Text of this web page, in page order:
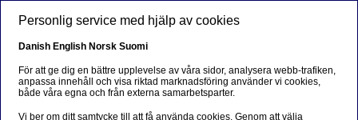
Sorry...
Personlig service med hjälp av cookies
Danish English Norsk Suomi
För att ge dig en bättre upplevelse av våra sidor, analysera webb-trafiken,
anpassa innehåll och visa riktad marknadsföring använder vi cookies,
både våra egna och från externa samarbetsparter.
Vi ber om ditt samtycke till att få använda cookies. Genom att välja